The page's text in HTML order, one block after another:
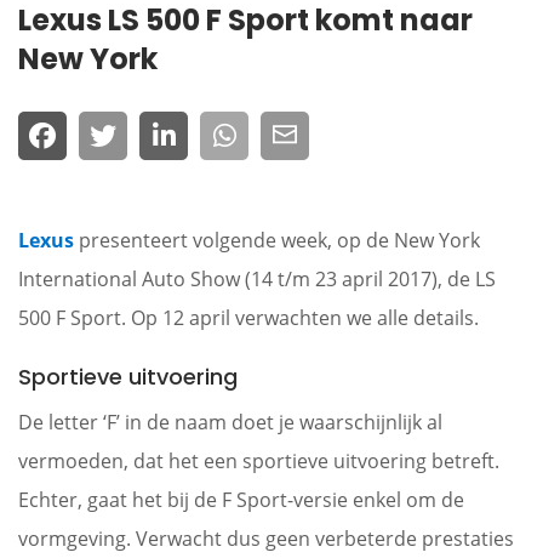
Lexus LS 500 F Sport komt naar
New York
Lexus presenteert volgende week, op de New York
International Auto Show (14 t/m 23 april 2017), de LS
500 F Sport. Op 12 april verwachten we alle details.
Sportieve uitvoering
De letter ‘F’ in de naam doet je waarschijnlijk al
vermoeden, dat het een sportieve uitvoering betreft.
Echter, gaat het bij de F Sport-versie enkel om de
vormgeving. Verwacht dus geen verbeterde prestaties